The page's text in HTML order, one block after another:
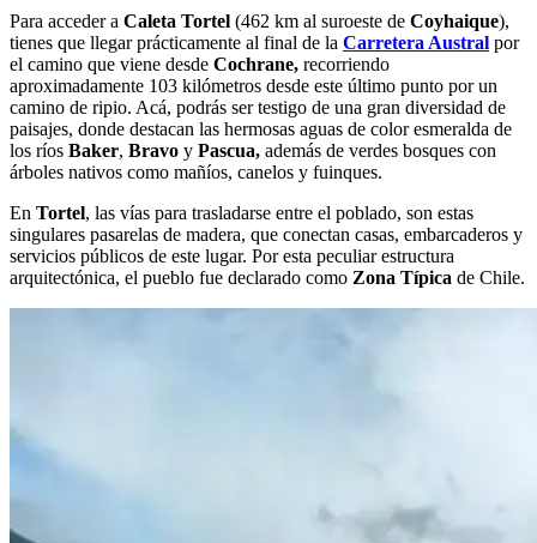
Para acceder a Caleta Tortel (462 km al suroeste de Coyhaique),
tienes que llegar prácticamente al final de la Carretera Austral por
el camino que viene desde Cochrane, recorriendo
aproximadamente 103 kilómetros desde este último punto por un
camino de ripio. Acá, podrás ser testigo de una gran diversidad de
paisajes, donde destacan las hermosas aguas de color esmeralda de
los ríos Baker, Bravo y Pascua, además de verdes bosques con
árboles nativos como mañíos, canelos y fuinques.
En Tortel, las vías para trasladarse entre el poblado, son estas
singulares pasarelas de madera, que conectan casas, embarcaderos y
servicios públicos de este lugar. Por esta peculiar estructura
arquitectónica, el pueblo fue declarado como Zona Típica de Chile.